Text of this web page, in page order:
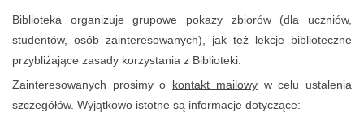
Biblioteka organizuje grupowe pokazy zbiorów (dla uczniów,
studentów, osób zainteresowanych), jak też lekcje biblioteczne
przybliżające zasady korzystania z Biblioteki.
Zainteresowanych prosimy o kontakt mailowyw celu ustalenia
szczegółów. Wyjątkowo istotne są informacje dotyczące: